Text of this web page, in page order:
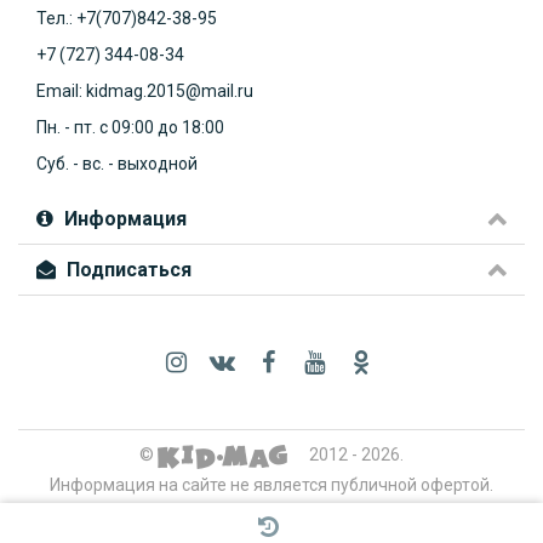
Тел.: +7(707)842-38-95
+7 (727) 344-08-34
Email: kidmag.2015@mail.ru
Пн. - пт. с 09:00 до 18:00
Суб. - вс. - выходной
Информация
Подписаться
©
2012 - 2026.
Информация на сайте не является публичной офертой.